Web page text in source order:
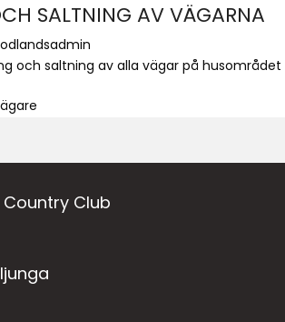
SALTNING AV VÄGARNA
och saltning av alla vägar på husområdet
Club